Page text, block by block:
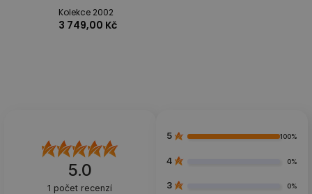
Kolekce 2002
3 749,00 Kč
5.0
1 počet recenzí
5 100%
4 0%
3 0%